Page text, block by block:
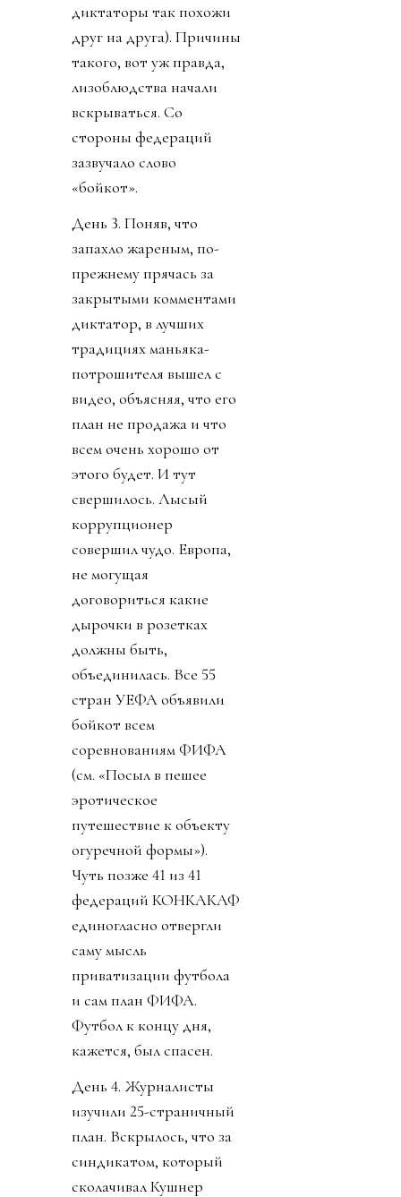
диктаторы так похожи
друг на друга). Причины
такого, вот уж правда,
лизоблюдства начали
вскрываться. Со
стороны федераций
зазвучало слово
«бойкот».
День 3. Поняв, что
запахло жареным, по-
прежнему прячась за
закрытыми комментами
диктатор, в лучших
традициях маньяка-
потрошителя вышел с
видео, объясняя, что его
план не продажа и что
всем очень хорошо от
этого будет. И тут
свершилось. Лысый
коррупционер
совершил чудо. Европа,
не могущая
договориться какие
дырочки в розетках
должны быть,
объединилась. Все 55
стран УЕФА объявили
бойкот всем
соревнованиям ФИФА
(см. «Посыл в пешее
эротическое
путешествие к объекту
огуречной формы»).
Чуть позже 41 из 41
федераций КОНКАКАФ
единогласно отвергли
саму мысль
приватизации футбола
и сам план ФИФА.
Футбол к концу дня,
кажется, был спасен.
День 4. Журналисты
изучили 25-страничный
план. Вскрылось, что за
синдикатом, который
сколачивал Кушнер